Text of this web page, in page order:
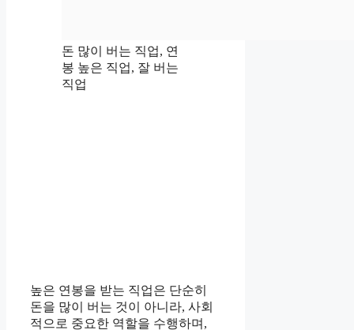
돈 많이 버는 직업, 연
봉 높은 직업, 잘 버는
직업
높은 연봉을 받는 직업은 단순히
돈을 많이 버는 것이 아니라, 사회
적으로 중요한 역할을 수행하며,